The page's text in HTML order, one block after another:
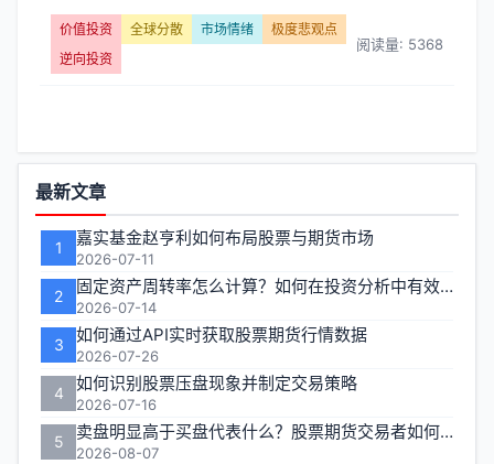
价值投资 全球分散 市场情绪
极度悲观点
逆向投资
阅读量: 5368
功
能
区
最新文章
1 嘉实基金赵亨利如何布局股票与期货市场
2026-07-11
2 固定资产周转率怎么计算？如何在投资分析中有效运用？
2026-07-14
3 如何通过API实时获取股票期货行情数据
2026-07-26
4 如何识别股票压盘现象并制定交易策略
2026-07-16
5 卖盘明显高于买盘代表什么？股票期货交易者如何应对
2026-08-07